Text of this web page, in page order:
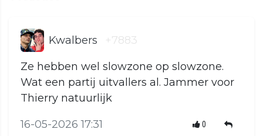
Kwalbers +7883
Ze hebben wel slowzone op slowzone.
Wat een partij uitvallers al. Jammer voor
Thierry natuurlijk
16-05-2026 17:31 0